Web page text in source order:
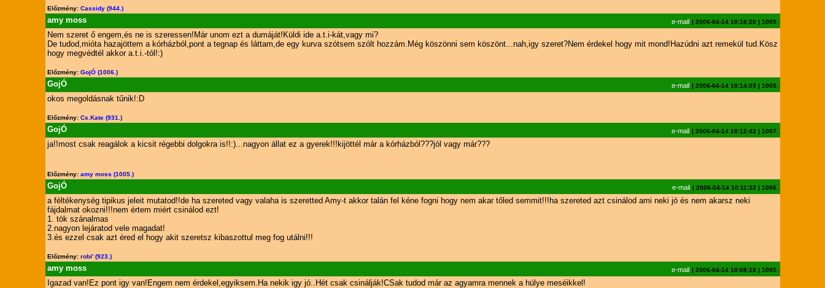
Előzmény: Cassidy (944.)
amy moss e-mail | 2006-04-14 10:16:20 | 1009.
Nem szeret ő engem,és ne is szeressen!Már unom ezt a dumáját!Küldi ide a.t.i-kát,vagy mi?
De tudod,mióta hazajöttem a kórházból,pont a tegnap és láttam,de egy kurva szótsem szólt hozzám.Még köszönni sem köszönt...nah,igy szeret?Nem érdekel hogy mit mond!Hazúdni azt remekül tud.Kösz
hogy megvédtél akkor a.t.i.-tól!:)
Előzmény: GojÓ (1006.)
GojÓ e-mail | 2006-04-14 10:14:03 | 1008.
okos megoldásnak tűnik!:D
Előzmény: Cs.Kate (931.)
GojÓ e-mail | 2006-04-14 10:12:42 | 1007.
ja!!most csak reagálok a kicsit régebbi dolgokra is!!:)...nagyon állat ez a gyerek!!!kijöttél már a kórházból???jól vagy már???
Előzmény: amy moss (1005.)
GojÓ e-mail | 2006-04-14 10:11:32 | 1006.
a féltékenység tipikus jeleit mutatod!!de ha szereted vagy valaha is szeretted Amy-t akkor talán fel kéne fogni hogy nem akar tőled semmit!!!ha szereted azt csinálod ami neki jó és nem akarsz neki
fájdalmat okozni!!!nem értem miért csinálod ezt!
1. tök szánalmas
2.nagyon lejáratod vele magadat!
3.és ezzel csak azt éred el hogy akit szeretsz kibaszottul meg fog utálni!!!
Előzmény: robi' (923.)
amy moss e-mail | 2006-04-14 10:08:18 | 1005.
Igazad van!Ez pont igy van!Engem nem érdekel,egyiksem.Ha nekik igy jó..Hét csak csinálják!CSak tudod már az agyamra mennek a hülye meséikkel!